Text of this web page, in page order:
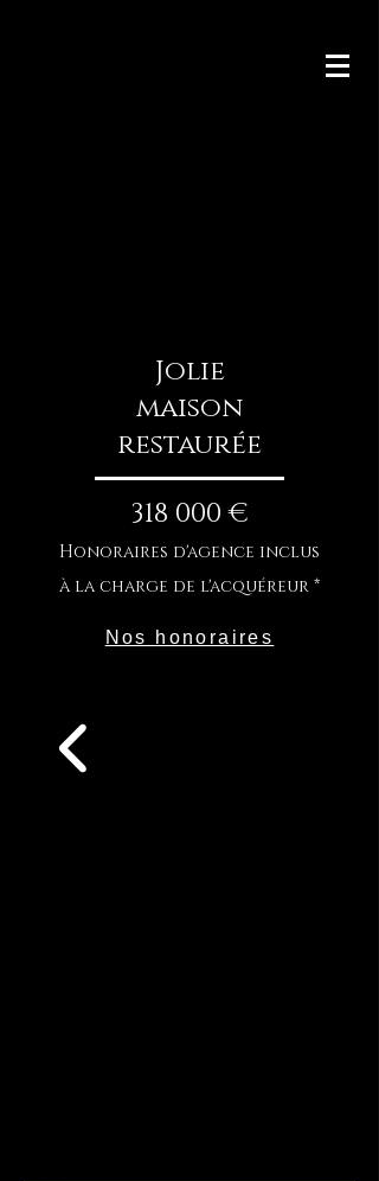
Jolie
maison
restaurée
318 000 €
Honoraires d'agence inclus
à la charge de l'acquéreur *
Nos honoraires